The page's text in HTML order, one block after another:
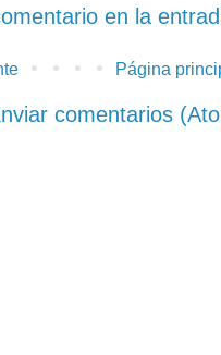
en la
Página
comentarios